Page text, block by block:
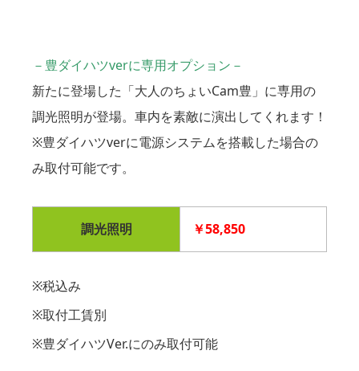
－豊ダイハツverに専用オプション－
新たに登場した「大人のちょいCam豊」に専用の
調光照明が登場。車内を素敵に演出してくれます！
※豊ダイハツverに電源システムを搭載した場合の
み取付可能です。
調光照明 ￥58,850
※税込み
※取付工賃別
※豊ダイハツVer.にのみ取付可能